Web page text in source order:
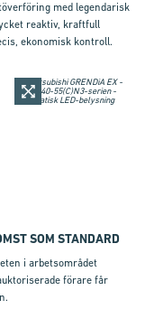
med legendarisk
reaktiv, kraftfull
ekonomisk kontroll.
SOM STANDARD
i arbetsområdet
förare får